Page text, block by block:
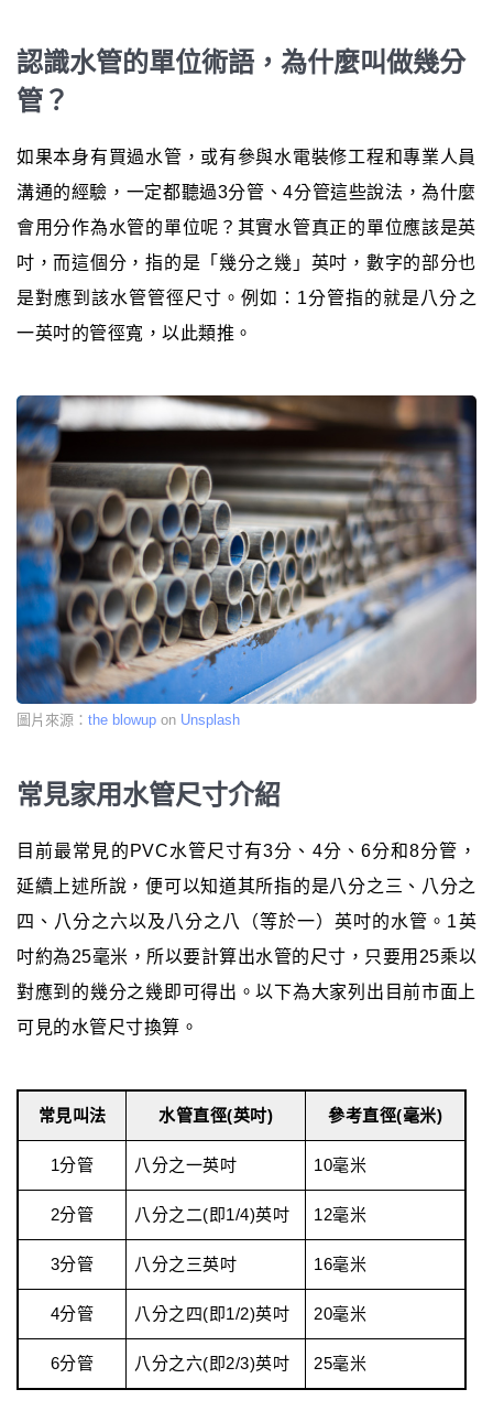
認識水管的單位術語，為什麼叫做幾分
管？
如果本身有買過水管，或有參與水電裝修工程和專業人員
溝通的經驗，一定都聽過3分管、4分管這些說法，為什麼
會用分作為水管的單位呢？其實水管真正的單位應該是英
吋，而這個分，指的是「幾分之幾」英吋，數字的部分也
是對應到該水管管徑尺寸。例如：1分管指的就是八分之
一英吋的管徑寬，以此類推。
圖片來源： the blowup on Unsplash
常見家用水管尺寸介紹
目前最常見的PVC水管尺寸有3分、4分、6分和8分管，
延續上述所說，便可以知道其所指的是八分之三、八分之
四、八分之六以及八分之八（等於一）英吋的水管。1英
吋約為25毫米，所以要計算出水管的尺寸，只要用25乘以
對應到的幾分之幾即可得出。以下為大家列出目前市面上
可見的水管尺寸換算。
常見叫法 水管直徑(英吋) 參考直徑(毫米)
1分管 八分之一英吋 10毫米
2分管 八分之二(即1/4)英吋 12毫米
3分管 八分之三英吋 16毫米
4分管 八分之四(即1/2)英吋 20毫米
6分管 八分之六(即2/3)英吋 25毫米